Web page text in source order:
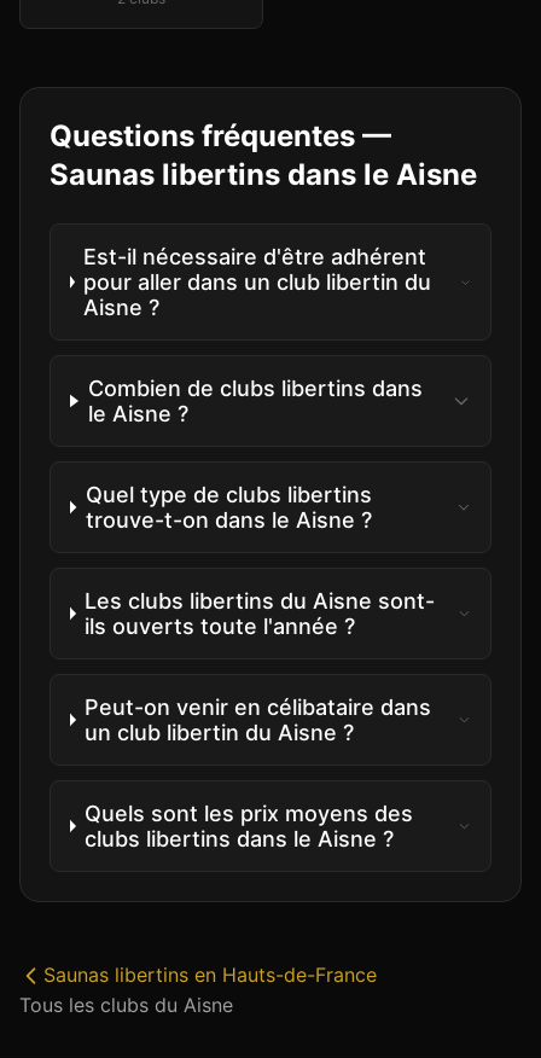
Questions fréquentes —
Saunas libertins dans le Aisne
Est-il nécessaire d'être adhérent
pour aller dans un club libertin du
Aisne ?
Combien de clubs libertins dans
le Aisne ?
Quel type de clubs libertins
trouve-t-on dans le Aisne ?
Les clubs libertins du Aisne sont-
ils ouverts toute l'année ?
Peut-on venir en célibataire dans
un club libertin du Aisne ?
Quels sont les prix moyens des
clubs libertins dans le Aisne ?
Saunas libertins en Hauts-de-France
Tous les clubs du Aisne